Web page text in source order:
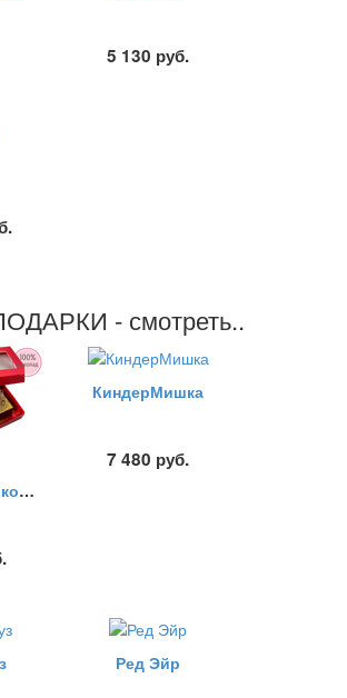
5 130 руб.
- смотреть..
Дубайский шоколад
КиндерМишка
7 480 руб.
Ред Эйр